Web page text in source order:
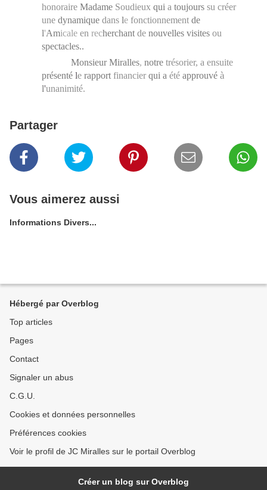
honoraire Madame Soudieux qui a toujours su créer
une dynamique dans le fonctionnement de
l'Amicale en recherchant de nouvelles visites ou
spectacles..
Monsieur Miralles, notre trésorier, a ensuite
présenté le rapport financier qui a été approuvé à
l'unanimité.
Partager
Vous aimerez aussi
Informations Divers...
Hébergé par Overblog
Top articles
Pages
Contact
Signaler un abus
C.G.U.
Cookies et données personnelles
Préférences cookies
Voir le profil de JC Miralles sur le portail Overblog
Créer un blog sur Overblog